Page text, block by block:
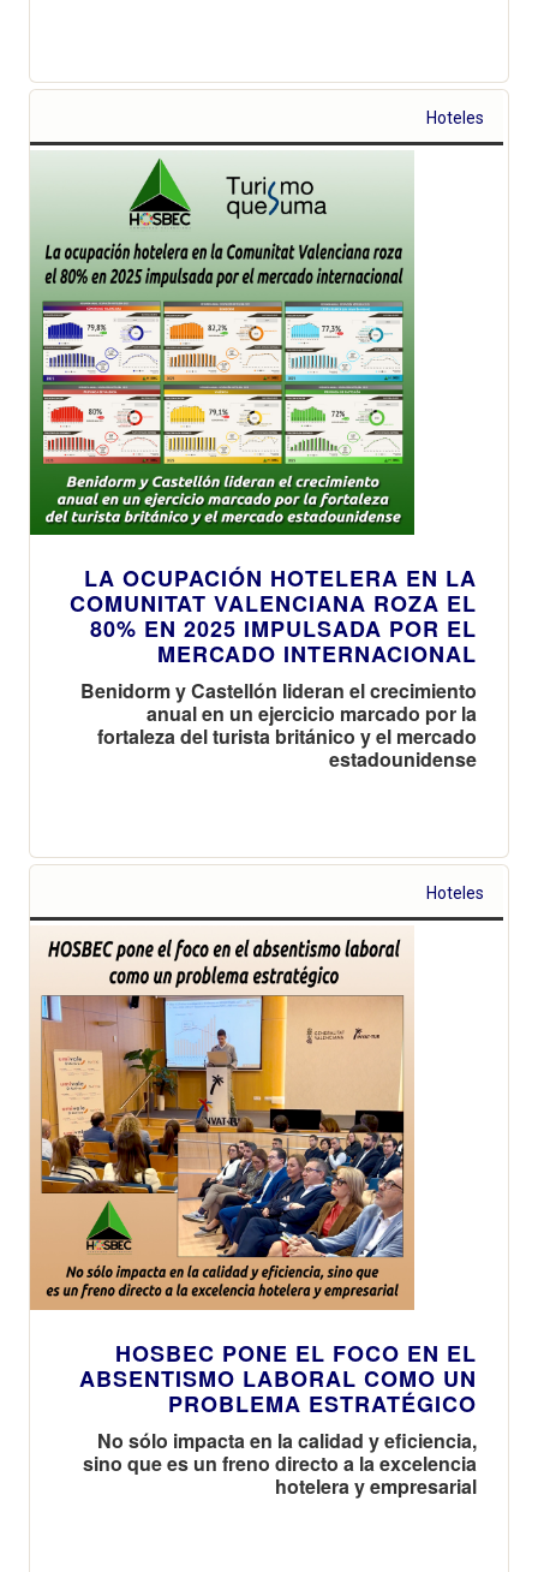
Hoteles
LA OCUPACIÓN HOTELERA EN LA
COMUNITAT VALENCIANA ROZA EL
80% EN 2025 IMPULSADA POR EL
MERCADO INTERNACIONAL
Benidorm y Castellón lideran el crecimiento
anual en un ejercicio marcado por la
fortaleza del turista británico y el mercado
estadounidense
Hoteles
HOSBEC PONE EL FOCO EN EL
ABSENTISMO LABORAL COMO UN
PROBLEMA ESTRATÉGICO
No sólo impacta en la calidad y eficiencia,
sino que es un freno directo a la excelencia
hotelera y empresarial